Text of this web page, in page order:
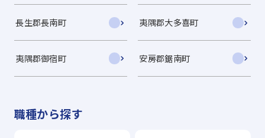
長生郡長南町 夷隅郡大多喜町
夷隅郡御宿町 安房郡鋸南町
職種から探す